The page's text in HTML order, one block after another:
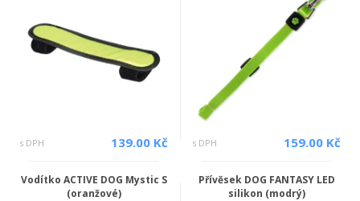
s DPH 139.00 Kč s DPH 159.00 Kč
Vodítko ACTIVE DOG Mystic S
(oranžové)
Přívěsek DOG FANTASY LED
silikon (modrý)